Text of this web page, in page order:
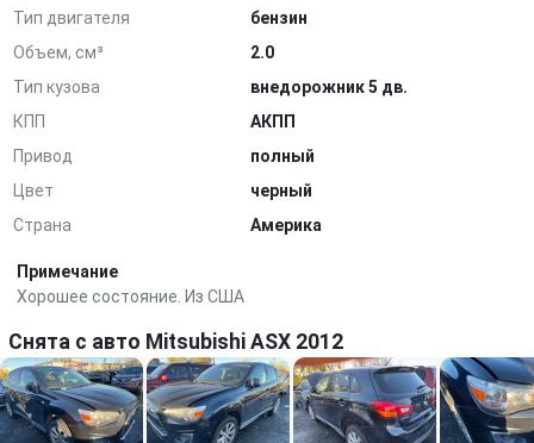
Тип двигателя
бензин
Объем, см³
2.0
Тип кузова
внедорожник 5 дв.
КПП
АКПП
Привод
полный
Цвет
черный
Страна
Америка
Примечание
Хорошее состояние. Из США
Снята с авто Mitsubishi ASX 2012